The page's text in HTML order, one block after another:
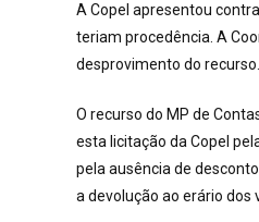
A Copel apresentou
teriam procedência. A
desprovimento do recurso.
O recurso do MP de
esta licitação da Copel
pela ausência de
a devolução ao erário